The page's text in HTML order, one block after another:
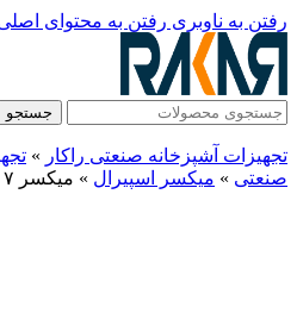
رفتن به ناوبری رفتن به محتوای
جستجو
تجهیزات آشپزخانه صنعتی راکار »
صنعتی » میکسر اسپیرال » میکسر ۷ لیتری امپرو مدل JP.MK.107